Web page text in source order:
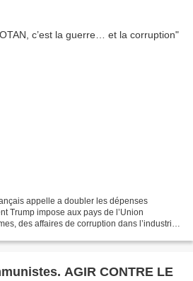
appelle a doubler les dépenses
Trump impose aux pays de l’Union
des affaires de corruption dans l’industrie
AGIR CONTRE LE